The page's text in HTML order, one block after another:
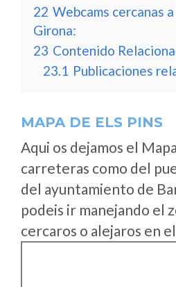
22 Webcams cercanas
Girona:
23 Contenido
23.1 Publicaciones
MAPA DE ELS PINS
Aqui os dejamos el
carreteras como del
del ayuntamiento de
podeis ir manejando el
cercaros o alejaros en